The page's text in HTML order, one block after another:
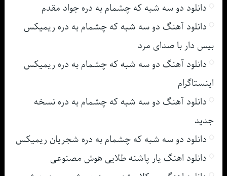
دانلود دو سه شبه که چشمام به دره جواد مقدم
دانلود آهنگ دو سه شبه که چشمام به دره ریمیکس
بیس دار با صدای مرد
دانلود آهنگ دو سه شبه که چشمام به دره ریمیکس
اینستاگرام
دانلود آهنگ دو سه شبه که چشمام به دره نسخه
جدید
دانلود دو سه شبه که چشمام به دره شجریان ریمیکس
دانلود اهنگ یار پاشنه طلایی هوش مصنوعی